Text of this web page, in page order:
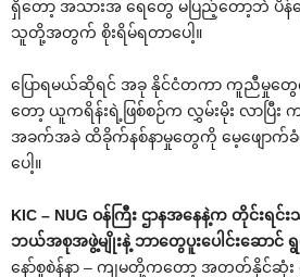
ရှိတော့ အသားအ ရေတွေ မပြည့်တော့ဘဲ ပိ
သူတို့အတွက် စိုးရိမ်ရတာပေါ့။
ပြောရမယ်ဆိုရင် အခု နိုင်ငံတကာ ကူညီမှုတွေ
တော့ ယူကရိန်းရဲ့ဖြစ်စဉ်က လွှမ်းမိုး လာပြီး
အခက်အခဲ ထိခိုက်နစ်နာမှုတွေကို မေ့ဖျောက်
ပေါ့။
KIC – NUG ဝန်ကြီး ဌာနအနေနဲ့က တိုင်း
ဘယ်အစုအဖွဲ့မျိုးနဲ့ ဘာတွေပူးပေါင်းဆောင်
နော်စူစဲန်နာ – ကျမတို့ကတော့ အတတ်နိုင်ဆုံး